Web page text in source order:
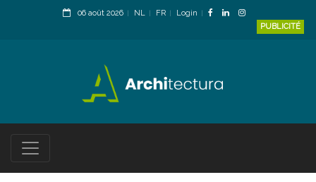
06 août 2026 NL FR
Login
PUBLICITÉ